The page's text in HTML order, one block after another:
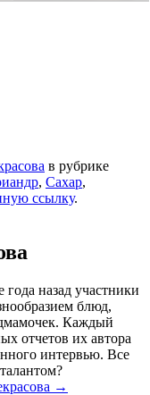
в рубрике
, Сахар,
ссылку.
назад участники
блюд,
Каждый
отчетов их автора
интервью. Все
→